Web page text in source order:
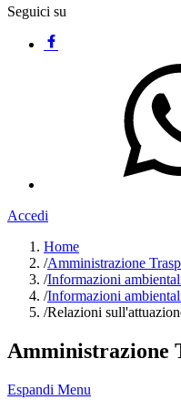
Seguici su
Accedi
Home
/Amministrazione
/Informazioni
/Informazioni
/Relazioni
Amministrazione
Espandi Menu